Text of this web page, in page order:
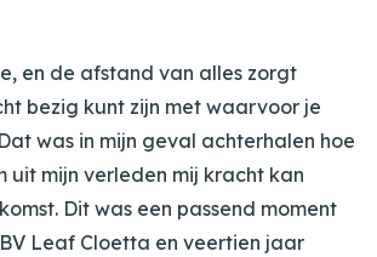
en de afstand van alles zorgt
bezig kunt zijn met waarvoor je
was in mijn geval achterhalen hoe
uit mijn verleden mij kracht kan
Dit was een passend moment
Leaf Cloetta en veertien jaar